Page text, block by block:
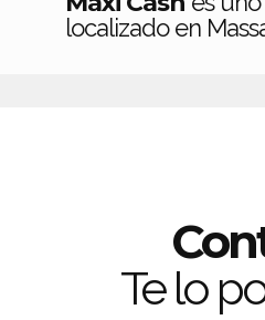
localizado en
Te lo